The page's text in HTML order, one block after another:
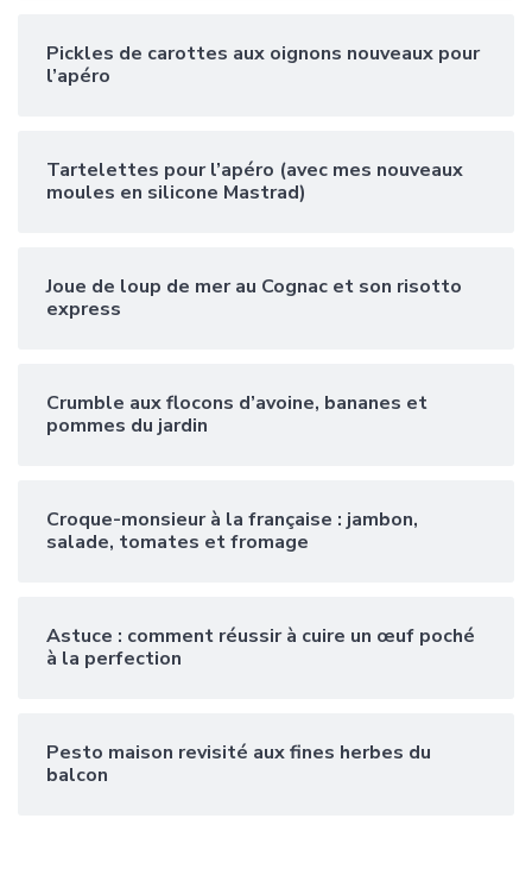
Pickles de carottes aux oignons nouveaux pour
l’apéro
Tartelettes pour l’apéro (avec mes nouveaux
moules en silicone Mastrad)
Joue de loup de mer au Cognac et son risotto
express
Crumble aux flocons d’avoine, bananes et
pommes du jardin
Croque-monsieur à la française : jambon,
salade, tomates et fromage
Astuce : comment réussir à cuire un œuf poché
à la perfection
Pesto maison revisité aux fines herbes du
balcon